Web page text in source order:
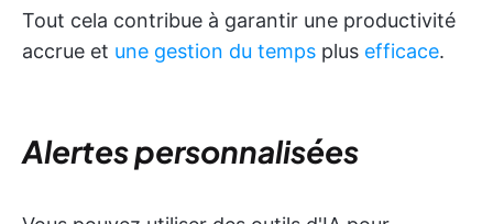
Tout cela contribue à garantir une productivité
accrue et une gestion du temps plus efficace.
Alertes personnalisées